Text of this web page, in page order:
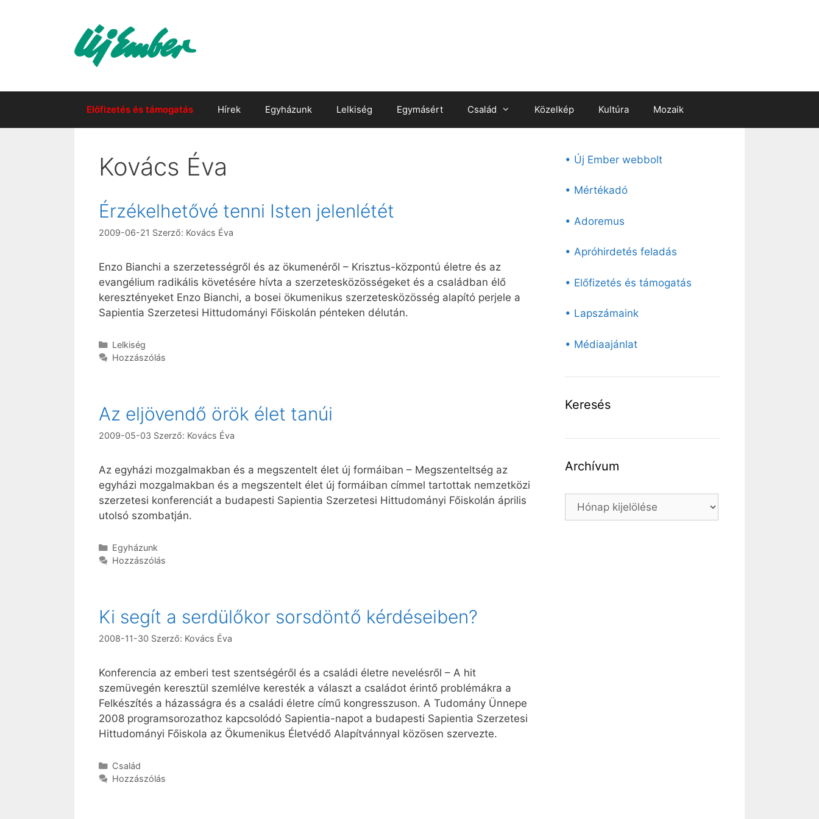
Előfizetés és támogatás Hírek Egyházunk Lelkiség Egymásért Család Közelkép Kultúra Mozaik
Kovács Éva
Érzékelhetővé tenni Isten jelenlétét
2009-06-21 Szerző: Kovács Éva
Enzo Bianchi a szerzetességről és az ökumenéről – Krisztus-központú életre és az
evangélium radikális követésére hívta a szerzetesközösségeket és a családban élő
keresztényeket Enzo Bianchi, a bosei ökumenikus szerzetesközösség alapító perjele a
Sapientia Szerzetesi Hittudományi Főiskolán pénteken délután.
Kategória
Lelkiség
Hozzászólás
Az eljövendő örök élet tanúi
2009-05-03 Szerző: Kovács Éva
Az egyházi mozgalmakban és a megszentelt élet új formáiban – Megszenteltség az
egyházi mozgalmakban és a megszentelt élet új formáiban címmel tartottak nemzetközi
szerzetesi konferenciát a budapesti Sapientia Szerzetesi Hittudományi Főiskolán április
utolsó szombatján.
Kategória
Egyházunk
Hozzászólás
Ki segít a serdülőkor sorsdöntő kérdéseiben?
2008-11-30 Szerző: Kovács Éva
Konferencia az emberi test szentségéről és a családi életre nevelésről – A hit
szemüvegén keresztül szemlélve keresték a választ a családot érintő problémákra a
Felkészítés a házasságra és a családi életre című kongresszuson. A Tudomány Ünnepe
2008 programsorozathoz kapcsolódó Sapientia-napot a budapesti Sapientia Szerzetesi
Hittudományi Főiskola az Ökumenikus Életvédő Alapítvánnyal közösen szervezte.
Kategória
Család
Hozzászólás
• Új Ember webbolt
• Mértékadó
• Adoremus
• Apróhirdetés feladás
• Előfizetés és támogatás
• Lapszámaink
• Médiaajánlat
Keresés
Archívum
Archívum